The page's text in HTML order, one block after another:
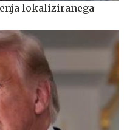
lokaliziranega